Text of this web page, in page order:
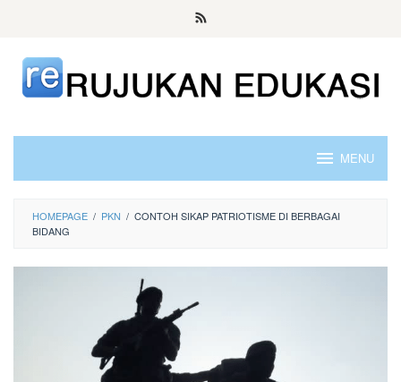
content
MENU
HOMEPAGE / PKN / CONTOH SIKAP PATRIOTISME DI BERBAGAI
BIDANG